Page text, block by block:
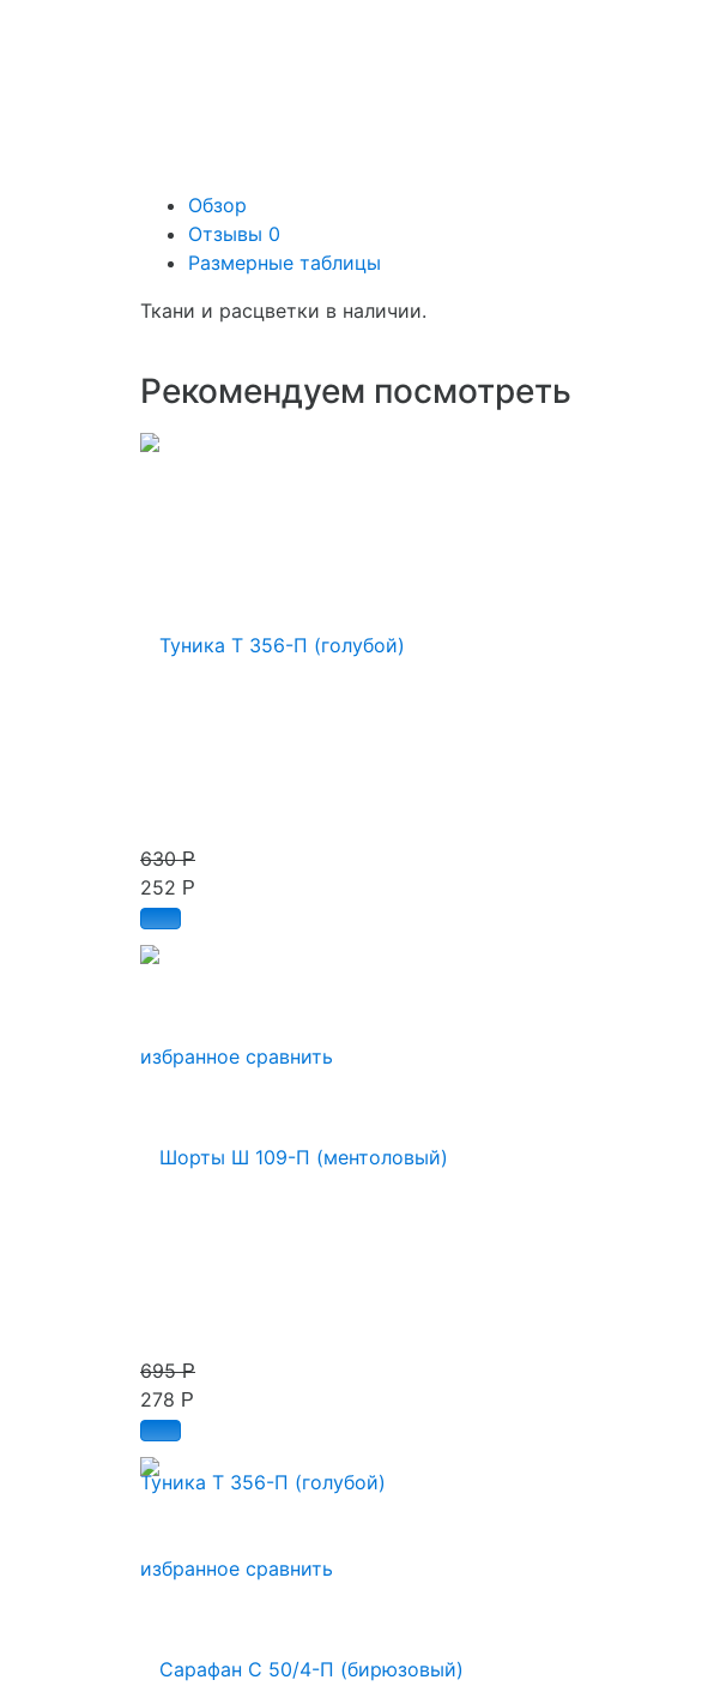
Обзор
Отзывы 0
Размерные таблицы
Ткани и расцветки в наличии.
Рекомендуем посмотреть
избранное сравнить
Туника Т 356-П (голубой)
630Р
252 Р
избранное сравнить
695Р
278 Р